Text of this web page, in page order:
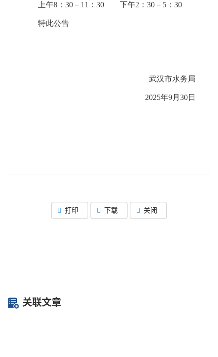
上午8：30－11：30 下午2：30－5：30
特此公告
武汉市水务局
2025年9月30日
打印 下载 关闭
关联文章